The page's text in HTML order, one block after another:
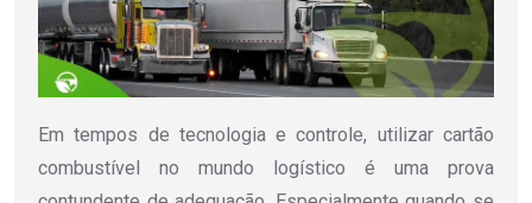
Em tempos de tecnologia e controle, utilizar cartão
combustível no mundo logístico é uma prova